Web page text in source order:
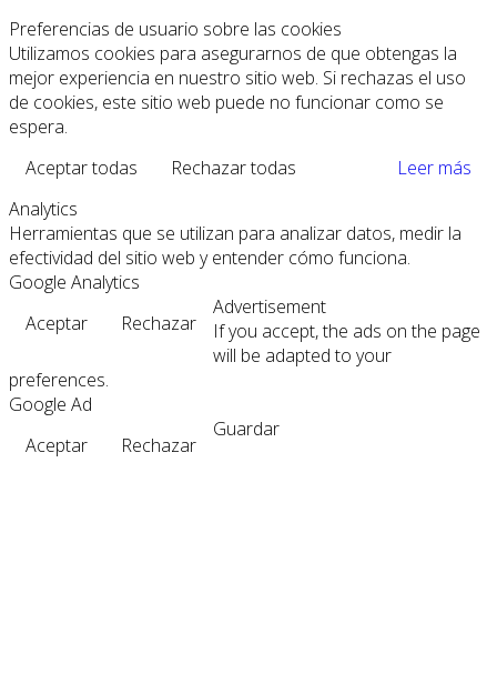
Preferencias de usuario sobre las cookies
Utilizamos cookies para asegurarnos de que obtengas la
mejor experiencia en nuestro sitio web. Si rechazas el uso
de cookies, este sitio web puede no funcionar como se
espera.
Aceptar todas
Rechazar todas
Leer más
Analytics
Herramientas que se utilizan para analizar datos, medir la
efectividad del sitio web y entender cómo funciona.
Google Analytics
Aceptar
Rechazar
Advertisement
If you accept, the ads on the page
will be adapted to your
preferences.
Google Ad
Aceptar
Rechazar
Guardar